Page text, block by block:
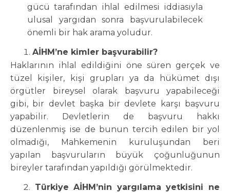
gücü tarafından ihlal edilmesi iddiasıyla
ulusal yargıdan sonra başvurulabilecek
önemli bir hak arama yoludur.
AİHM’ne kimler başvurabilir?
Haklarının ihlal edildiğini öne süren gerçek ve
tüzel kişiler, kişi grupları ya da hükümet dışı
örgütler bireysel olarak başvuru yapabileceği
gibi, bir devlet başka bir devlete karşı başvuru
yapabilir. Devletlerin de başvuru hakkı
düzenlenmiş ise de bunun tercih edilen bir yol
olmadığı, Mahkemenin kuruluşundan beri
yapılan başvuruların büyük çoğunluğunun
bireyler tarafından yapıldığı görülmektedir.
Türkiye AİHM’nin yargılama yetkisini ne